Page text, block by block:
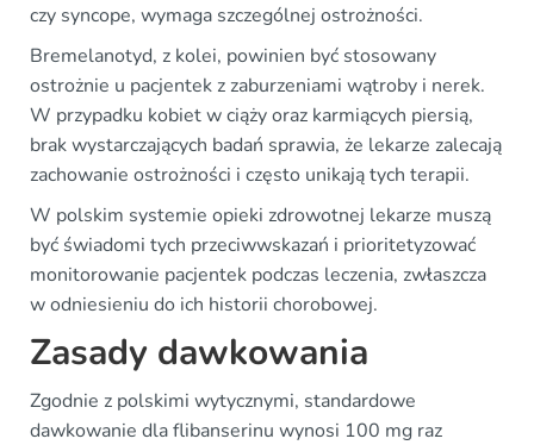
czy syncope, wymaga szczególnej ostrożności.
Bremelanotyd, z kolei, powinien być stosowany
ostrożnie u pacjentek z zaburzeniami wątroby i nerek.
W przypadku kobiet w ciąży oraz karmiących piersią,
brak wystarczających badań sprawia, że lekarze zalecają
zachowanie ostrożności i często unikają tych terapii.
W polskim systemie opieki zdrowotnej lekarze muszą
być świadomi tych przeciwwskazań i prioritetyzować
monitorowanie pacjentek podczas leczenia, zwłaszcza
w odniesieniu do ich historii chorobowej.
Zasady dawkowania
Zgodnie z polskimi wytycznymi, standardowe
dawkowanie dla flibanserinu wynosi 100 mg raz